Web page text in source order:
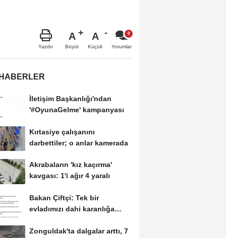
Yazdır
A
Büyüt
A
Küçült Yorumlar
İletişim Başkanlığı'ndan
'#OyunaGelme' kampanyası
Kırtasiye çalışanını
darbettiler; o anlar kamerada
Akrabaların 'kız kaçırma'
kavgası: 1'i ağır 4 yaralı
Bakan Çiftçi: Tek bir
evladımızı dahi karanlığa
Zonguldak'ta dalgalar arttı, 7